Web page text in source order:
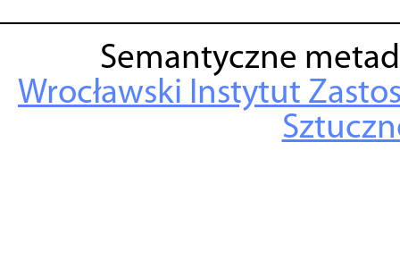
Semantyczne
Wrocławski Instytut